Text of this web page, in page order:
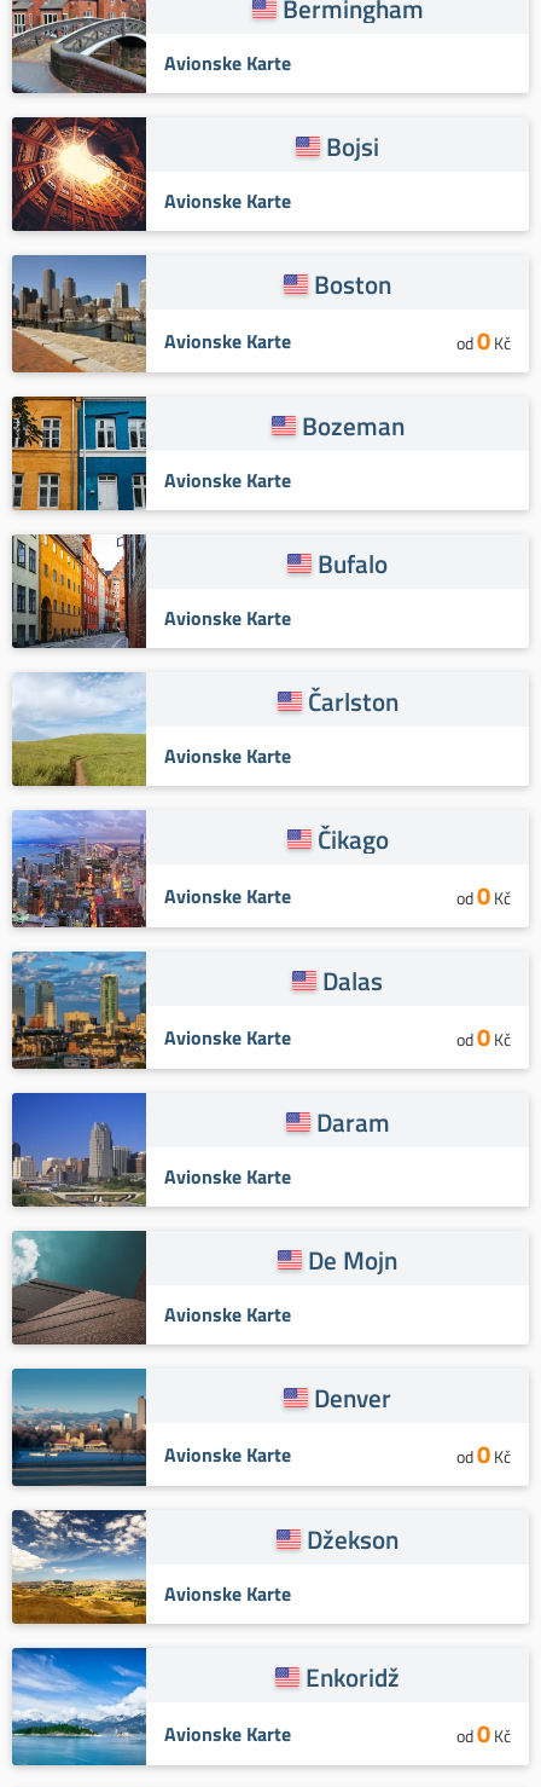
Bermingham
Avionske Karte
Bojsi
Avionske Karte
Boston
Avionske Karte od0Kč
Bozeman
Avionske Karte
Bufalo
Avionske Karte
Čarlston
Avionske Karte
Čikago
Avionske Karte od0Kč
Dalas
Avionske Karte od0Kč
Daram
Avionske Karte
De Mojn
Avionske Karte
Denver
Avionske Karte od0Kč
Džekson
Avionske Karte
Enkoridž
Avionske Karte od0Kč